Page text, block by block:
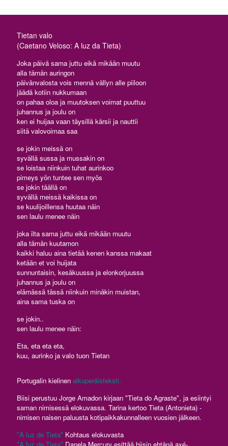
Tietan valo
(Caetano Veloso: A luz da Tieta)
Joka päivä sama juttu eikä mikään muutu
alla tämän auringon
päivänvalosta vois mennä vällyn alle piiloon
jäädä kotiin nukkumaan
on pahaa oloa ja muutoksen voimat puuttuu
juhannus ja joulu on
ken ei huijaa vaan täysillä kärsii ja nauttii
siitä valovoimaa saa
se jokin meissä on
syvällä sussa ja mussakin on
se loistaa niinkuin tuhat aurinkoo
pimeys yön tuntee sen myös
se jokin täällä on
syvällä meissä kaikissa on
se kuulijoillensa huutaa näin
sen laulu menee näin
joka ilta sama juttu eikä mikään muutu
alla tämän kuutamon
kaikki haluu aina tietää kenen kanssa makaat
ketään et voi huijata
sunnuntaisin, kesäkuussa ja elonkorjuussa
juhannus ja joulu on
elämässä tässä niinkuin minäkin muistan,
aina sama tuska on
se jokin..
sen laulu menee näin:
Eta, eta eta eta,
kuu, aurinko ja valo tuon Tietan
Portugalin kielinen alkuperäisteksti.
Biisi perustuu Jorge Amadon kirjaan "Tieta do Agraste", ja esiintyi
saman nimisessä elokuvassa. Tarina kertoo Tieta (Antonieta) -
nimisen naisen paluusta kotipaikkakunnalleen vuosien jälkeen.
"A luz de Tieta" Kohtaus elokuvasta